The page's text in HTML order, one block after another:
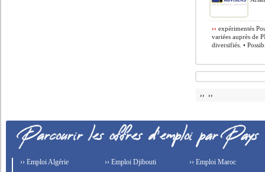
›› expérimentés
variées auprès de
diversifiés. •
›› ››
›› Emploi Algérie
›› Emploi Djibouti
›› Emploi Maroc